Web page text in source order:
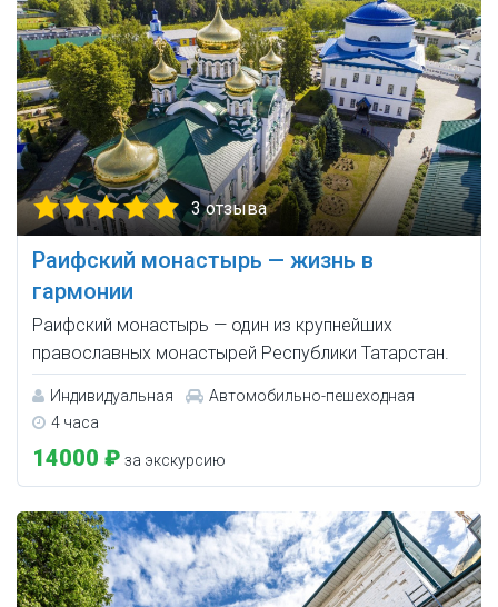
3 отзыва
Раифский монастырь — жизнь в
гармонии
Раифский монастырь — один из крупнейших
православных монастырей Республики Татарстан.
Индивидуальная
Автомобильно-пешеходная
4 часа
14000 ₽ за экскурсию